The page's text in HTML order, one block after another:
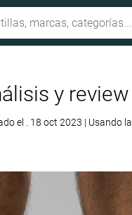
y review
el . 18 oct 2023 | Usando la